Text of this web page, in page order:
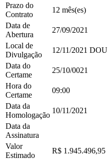
Prazo do
Contrato
12 mês(es)
Data de
Abertura
27/09/2021
Local de
Divulgação
12/11/2021 DOU
Data do
Certame
25/10/0021
Hora do
Certame
09:00
Data da
Homologação
10/11/2021
Data da
Assinatura
Valor
Estimado
R$ 1.945.496,95